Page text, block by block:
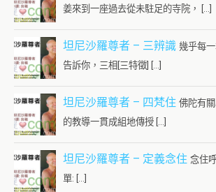
姜來到一座過去從未駐足的寺院， […]
坦尼沙羅尊者 – 三辨識 幾乎每
告訴你，三相[三特徵] […]
坦尼沙羅尊者 – 四梵住 佛陀有
的教導一貫成組地傳授 […]
坦尼沙羅尊者 – 定義念住 念住
單: […]